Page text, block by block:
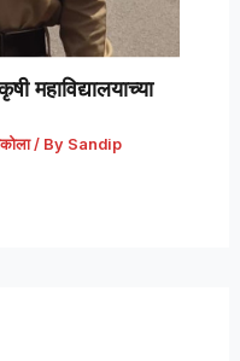
महाविद्यालयाच्या
/ By Sandip